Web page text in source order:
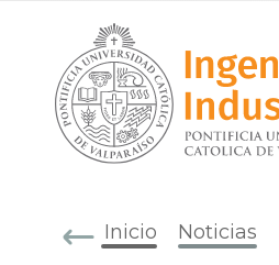
Inicio Noticias